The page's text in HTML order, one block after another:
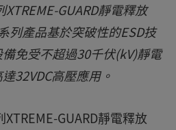
GUARD靜電釋放
列產品基於突破性的ESD技
免受不超過30千伏(kV)靜電
32VDC高壓應用。
GUARD靜電釋放